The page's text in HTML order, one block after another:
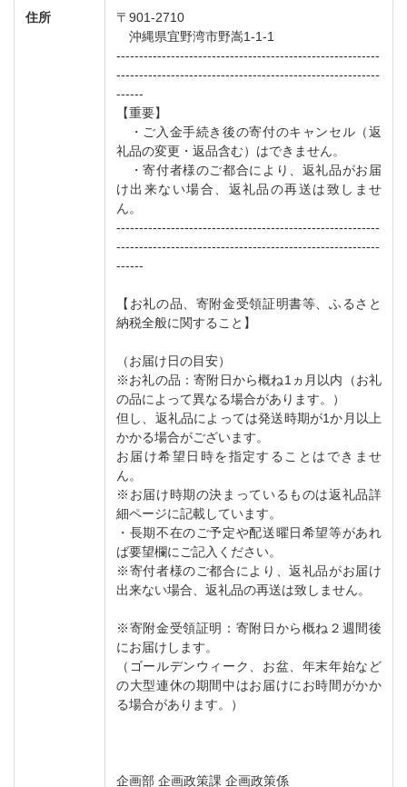
住所
〒901-2710
沖縄県宜野湾市野嵩1-1-1
----------------------------------------------------------
----------------------------------------------------------
------
【重要】
・ご入金手続き後の寄付のキャンセル（返
礼品の変更・返品含む）はできません。
・寄付者様のご都合により、返礼品がお届
け出来ない場合、返礼品の再送は致しませ
ん。
----------------------------------------------------------
----------------------------------------------------------
------
【お礼の品、寄附金受領証明書等、ふるさと
納税全般に関すること】
（お届け日の目安）
※お礼の品：寄附日から概ね1ヵ月以内（お礼
の品によって異なる場合があります。）
但し、返礼品によっては発送時期が1か月以上
かかる場合がございます。
お届け希望日時を指定することはできませ
ん。
※お届け時期の決まっているものは返礼品詳
細ページに記載しています。
・長期不在のご予定や配送曜日希望等があれ
ば要望欄にご記入ください。
※寄付者様のご都合により、返礼品がお届け
出来ない場合、返礼品の再送は致しません。
※寄附金受領証明：寄附日から概ね２週間後
にお届けします。
（ゴールデンウィーク、お盆、年末年始など
の大型連休の期間中はお届けにお時間がかか
る場合があります。）
企画部 企画政策課 企画政策係